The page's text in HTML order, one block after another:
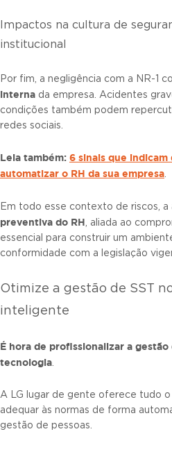
Impactos na cultura de
institucional
Por fim, a negligência com a NR-1
interna da empresa. Acidentes
condições também podem
redes sociais.
Leia também: 6 sinais que
automatizar o RH da sua empresa.
Em todo esse contexto de riscos, a
preventiva do RH, aliada ao
essencial para construir um
conformidade com a legislação
Otimize a gestão de SST
inteligente
É hora de profissionalizar a gestão
tecnologia.
A LG lugar de gente oferece tudo o
adequar às normas de forma
gestão de pessoas.